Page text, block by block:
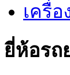
เครื่
ยี่ห้อรถ